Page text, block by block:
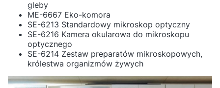
gleby
ME-6667 Eko-komora
SE-6213 Standardowy mikroskop optyczny
SE-6216 Kamera okularowa do mikroskopu
optycznego
SE-6214 Zestaw preparatów mikroskopowych,
królestwa organizmów żywych